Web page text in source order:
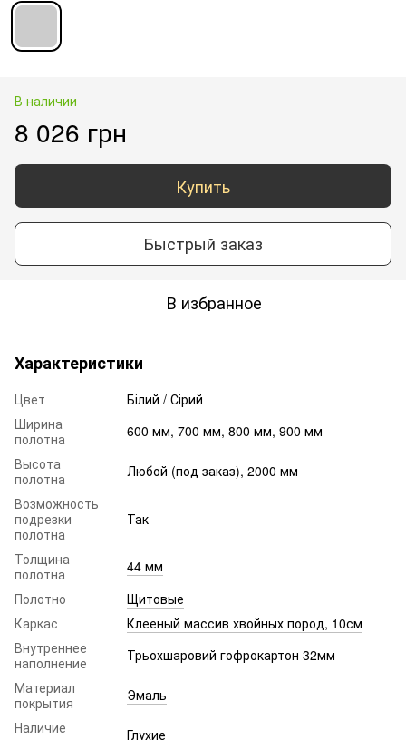
В наличии
8 026 грн
Купить
Быстрый заказ
В избранное
Характеристики
Цвет
Білий / Сірий
Ширина
полотна
600 мм, 700 мм, 800 мм, 900 мм
Высота
полотна
Любой (под заказ), 2000 мм
Возможность
подрезки
полотна
Так
Толщина
полотна
44 мм
Полотно
Щитовые
Каркас
Клееный массив хвойных пород, 10см
Внутреннее
наполнение
Трьохшаровий гофрокартон 32мм
Материал
покрытия
Эмаль
Наличие
Глухие